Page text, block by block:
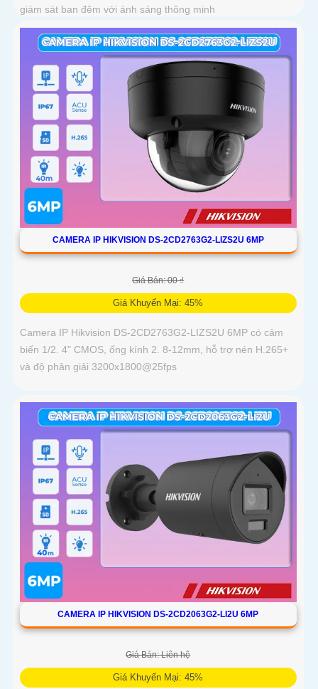
giám sát ban đêm với ánh sáng thông minh
CAMERA IP HIKVISION DS-2CD2763G2-LIZS2U 6MP
Giá Bán: 00 ₫
Giá Khuyến Mại: 45%
Camera IP Hikvision DS-2CD2763G2-LIZS2U 6MP có cảm
biến 1/2. 4" CMOS, ống kính 2. 8-12mm, hỗ trợ nén H.265+
và độ phân giải 3200x1800@25fps
CAMERA IP HIKVISION DS-2CD2063G2-LI2U 6MP
Giá Bán: Liên hệ
Giá Khuyến Mại: 45%